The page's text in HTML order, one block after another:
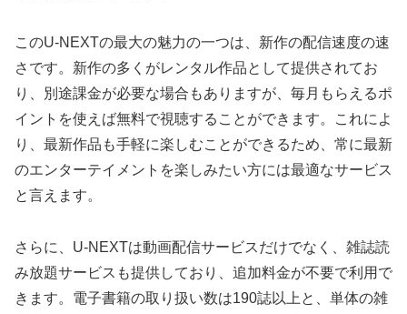
このU-NEXTの最大の魅力の一つは、新作の配信速度の速
さです。新作の多くがレンタル作品として提供されてお
り、別途課金が必要な場合もありますが、毎月もらえるポ
イントを使えば無料で視聴することができます。これによ
り、最新作品も手軽に楽しむことができるため、常に最新
のエンターテイメントを楽しみたい方には最適なサービス
と言えます。
さらに、U-NEXTは動画配信サービスだけでなく、雑誌読
み放題サービスも提供しており、追加料金が不要で利用で
きます。電子書籍の取り扱い数は190誌以上と、単体の雑